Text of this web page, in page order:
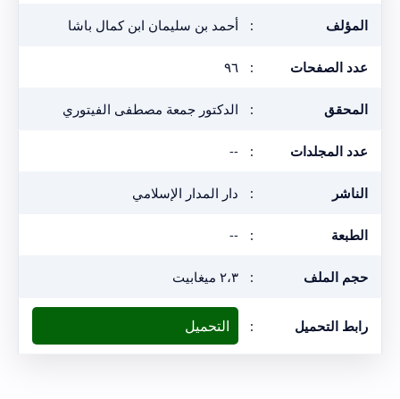
المؤلف : أحمد بن سليمان ابن كمال باشا
عدد الصفحات : ٩٦
المحقق : الدكتور جمعة مصطفى الفيتوري
عدد المجلدات :
--
الناشر : دار المدار الإسلامي
الطبعة :
--
حجم الملف : ٢،٣ ميغابيت
رابط التحميل : التحميل